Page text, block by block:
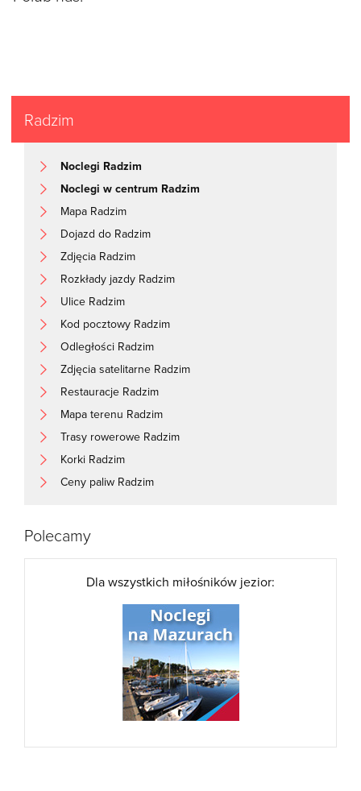
Radzim
Noclegi Radzim
Noclegi w centrum Radzim
Mapa Radzim
Dojazd do Radzim
Zdjęcia Radzim
Rozkłady jazdy Radzim
Ulice Radzim
Kod pocztowy Radzim
Odległości Radzim
Zdjęcia satelitarne Radzim
Restauracje Radzim
Mapa terenu Radzim
Trasy rowerowe Radzim
Korki Radzim
Ceny paliw Radzim
Polecamy
Dla wszystkich miłośników jezior: